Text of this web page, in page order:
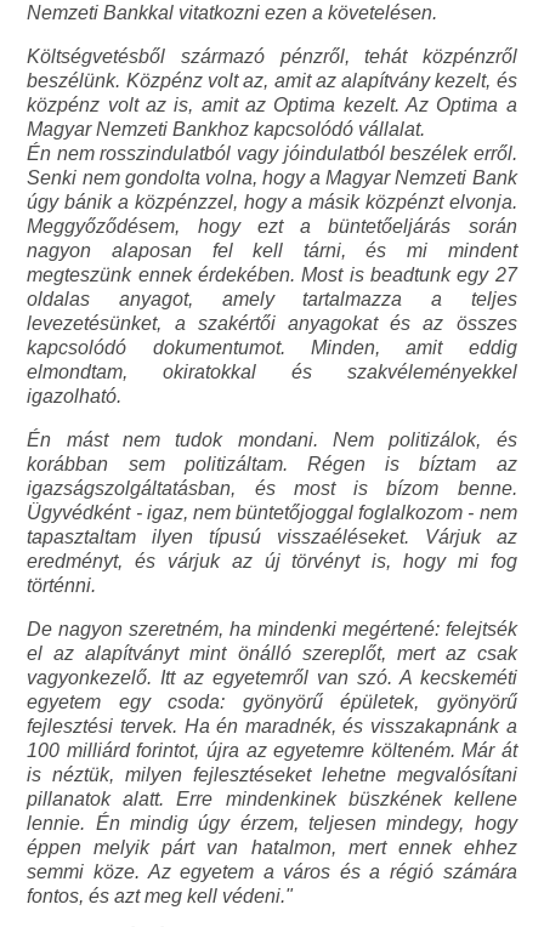
Nemzeti Bankkal vitatkozni ezen a követelésen.
Költségvetésből származó pénzről, tehát közpénzről
beszélünk. Közpénz volt az, amit az alapítvány kezelt, és
közpénz volt az is, amit az Optima kezelt. Az Optima a
Magyar Nemzeti Bankhoz kapcsolódó vállalat.
Én nem rosszindulatból vagy jóindulatból beszélek erről.
Senki nem gondolta volna, hogy a Magyar Nemzeti Bank
úgy bánik a közpénzzel, hogy a másik közpénzt elvonja.
Meggyőződésem, hogy ezt a büntetőeljárás során
nagyon alaposan fel kell tárni, és mi mindent
megteszünk ennek érdekében. Most is beadtunk egy 27
oldalas anyagot, amely tartalmazza a teljes
levezetésünket, a szakértői anyagokat és az összes
kapcsolódó dokumentumot. Minden, amit eddig
elmondtam, okiratokkal és szakvéleményekkel
igazolható.
Én mást nem tudok mondani. Nem politizálok, és
korábban sem politizáltam. Régen is bíztam az
igazságszolgáltatásban, és most is bízom benne.
Ügyvédként - igaz, nem büntetőjoggal foglalkozom - nem
tapasztaltam ilyen típusú visszaéléseket. Várjuk az
eredményt, és várjuk az új törvényt is, hogy mi fog
történni.
De nagyon szeretném, ha mindenki megértené: felejtsék
el az alapítványt mint önálló szereplőt, mert az csak
vagyonkezelő. Itt az egyetemről van szó. A kecskeméti
egyetem egy csoda: gyönyörű épületek, gyönyörű
fejlesztési tervek. Ha én maradnék, és visszakapnánk a
100 milliárd forintot, újra az egyetemre költeném. Már át
is néztük, milyen fejlesztéseket lehetne megvalósítani
pillanatok alatt. Erre mindenkinek büszkének kellene
lennie. Én mindig úgy érzem, teljesen mindegy, hogy
éppen melyik párt van hatalmon, mert ennek ehhez
semmi köze. Az egyetem a város és a régió számára
fontos, és azt meg kell védeni."